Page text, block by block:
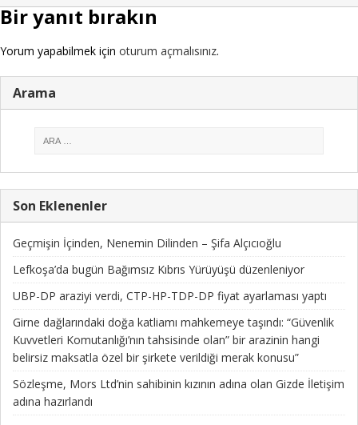
Bir yanıt bırakın
Yorum yapabilmek için oturum açmalısınız.
Arama
Son Eklenenler
Geçmişin İçinden, Nenemin Dilinden – Şifa Alçıcıoğlu
Lefkoşa’da bugün Bağımsız Kıbrıs Yürüyüşü düzenleniyor
UBP-DP araziyi verdi, CTP-HP-TDP-DP fiyat ayarlaması yaptı
Girne dağlarındaki doğa katliamı mahkemeye taşındı: “Güvenlik
Kuvvetleri Komutanlığı’nın tahsisinde olan” bir arazinin hangi
belirsiz maksatla özel bir şirkete verildiği merak konusu”
Sözleşme, Mors Ltd’nin sahibinin kızının adına olan Gizde İletişim
adına hazırlandı